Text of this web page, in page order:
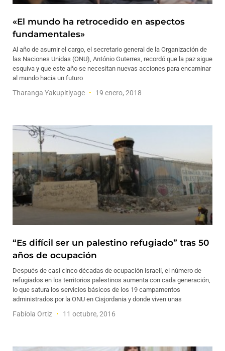
«El mundo ha retrocedido en aspectos
fundamentales»
Al año de asumir el cargo, el secretario general de la Organización de
las Naciones Unidas (ONU), António Guterres, recordó que la paz sigue
esquiva y que este año se necesitan nuevas acciones para encaminar
al mundo hacia un futuro
Tharanga Yakupitiyage 19 enero, 2018
“Es difícil ser un palestino refugiado” tras 50
años de ocupación
Después de casi cinco décadas de ocupación israelí, el número de
refugiados en los territorios palestinos aumenta con cada generación,
lo que satura los servicios básicos de los 19 campamentos
administrados por la ONU en Cisjordania y donde viven unas
Fabíola Ortiz 11 octubre, 2016